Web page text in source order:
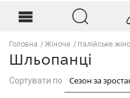
Головна Жіноче Італійське
Шльопанці
Сортувати по